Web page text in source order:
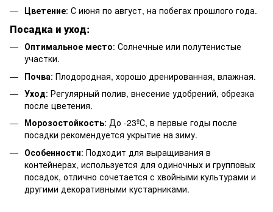
Цветение: С июня по август, на побегах прошлого года.
Посадка и уход:
Оптимальное место: Солнечные или полутенистые
участки.
Почва: Плодородная, хорошо дренированная, влажная.
Уход: Регулярный полив, внесение удобрений, обрезка
после цветения.
Морозостойкость: До -23ºС, в первые годы после
посадки рекомендуется укрытие на зиму.
Особенности: Подходит для выращивания в
контейнерах, используется для одиночных и групповых
посадок, отлично сочетается с хвойными культурами и
другими декоративными кустарниками.